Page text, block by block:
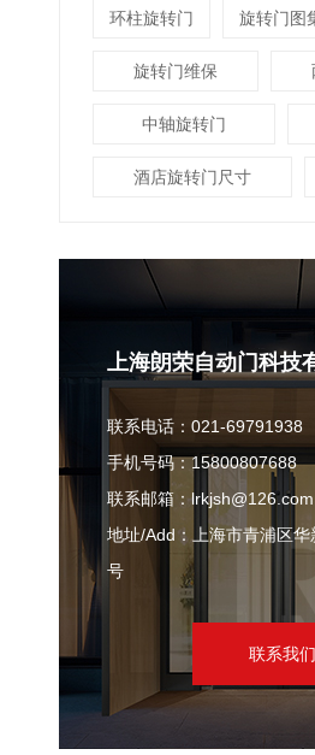
环柱旋转门 旋转门图
旋转门维保
中轴旋转门
酒店旋转门尺寸
上海朗荣自动门科技
联系电话：021-69791938
手机号码：15800807688
联系邮箱：lrkjsh@126.com
地址/Add：上海市青浦区
号
联系我们